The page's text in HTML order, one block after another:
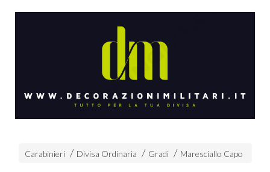
Carabinieri Divisa Ordinaria Gradi Maresciallo Capo